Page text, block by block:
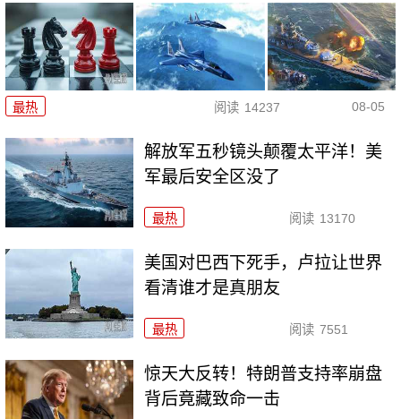
最热 阅读 14237 08-05
解放军五秒镜头颠覆太平洋！美
军最后安全区没了
最热 阅读 13170
美国对巴西下死手，卢拉让世界
看清谁才是真朋友
最热 阅读 7551
惊天大反转！特朗普支持率崩盘
背后竟藏致命一击